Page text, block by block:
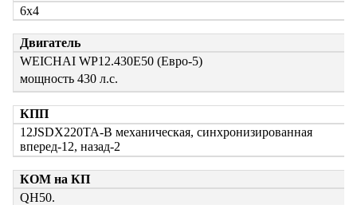
6х4
Двигатель
WEICHAI WP12.430E50 (Евро-5)
мощность 430 л.с.
КПП
12JSDX220TA-B механическая, синхронизированная
вперед-12, назад-2
КОМ на КП
QH50.